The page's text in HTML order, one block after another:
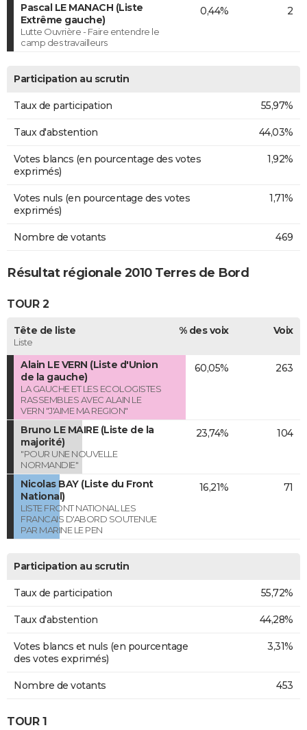
Pascal LE MANACH (Liste
Extrême gauche)
Lutte Ouvrière - Faire entendre le
camp des travailleurs
0,44% 2
Participation au scrutin
Taux de participation 55,97%
Taux d'abstention 44,03%
Votes blancs (en pourcentage des votes
exprimés)
1,92%
Votes nuls (en pourcentage des votes
exprimés)
1,71%
Nombre de votants 469
Résultat régionale 2010 Terres de Bord
TOUR 2
Tête de liste
Liste
% des voix Voix
Alain LE VERN (Liste d'Union
de la gauche)
LA GAUCHE ET LES ECOLOGISTES
RASSEMBLES AVEC ALAIN LE
VERN "J'AIME MA REGION"
60,05% 263
Bruno LE MAIRE (Liste de la
majorité)
"POUR UNE NOUVELLE
NORMANDIE"
23,74% 104
Nicolas BAY (Liste du Front
National)
LISTE FRONT NATIONAL LES
FRANCAIS D'ABORD SOUTENUE
PAR MARINE LE PEN
16,21% 71
Participation au scrutin
Taux de participation 55,72%
Taux d'abstention 44,28%
Votes blancs et nuls (en pourcentage
des votes exprimés)
3,31%
Nombre de votants 453
TOUR 1